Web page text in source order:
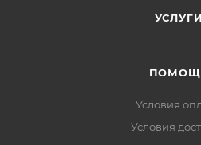
УСЛУГИ
Условия
Условия